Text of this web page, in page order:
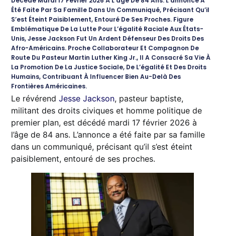
Été Faite Par Sa Famille Dans Un Communiqué, Précisant Qu’il
S’est Éteint Paisiblement, Entouré De Ses Proches. Figure
Emblématique De La Lutte Pour L’égalité Raciale Aux États-
Unis, Jesse Jackson Fut Un Ardent Défenseur Des Droits Des
Afro-Américains. Proche Collaborateur Et Compagnon De
Route Du Pasteur Martin Luther King Jr., Il A Consacré Sa Vie À
La Promotion De La Justice Sociale, De L’égalité Et Des Droits
Humains, Contribuant À Influencer Bien Au-Delà Des
Frontières Américaines.
Le révérendJesse Jackson, pasteur baptiste,
militant des droits civiques et homme politique de
premier plan, est décédé mardi 17 février 2026 à
l’âge de 84 ans. L’annonce a été faite par sa famille
dans un communiqué, précisant qu’il s’est éteint
paisiblement, entouré de ses proches.